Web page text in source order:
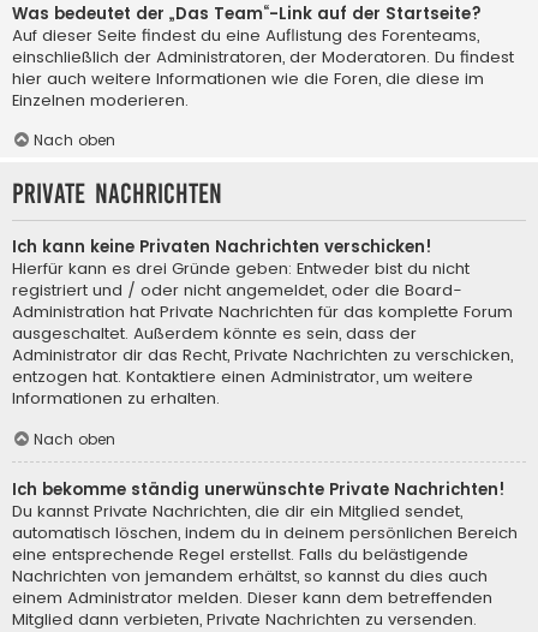
Was bedeutet der „Das Team“-Link auf der Startseite?
Auf dieser Seite findest du eine Auflistung des Forenteams,
einschließlich der Administratoren, der Moderatoren. Du findest
hier auch weitere Informationen wie die Foren, die diese im
Einzelnen moderieren.
Nach oben
Private Nachrichten
Ich kann keine Privaten Nachrichten verschicken!
Hierfür kann es drei Gründe geben: Entweder bist du nicht
registriert und / oder nicht angemeldet, oder die Board-
Administration hat Private Nachrichten für das komplette Forum
ausgeschaltet. Außerdem könnte es sein, dass der
Administrator dir das Recht, Private Nachrichten zu verschicken,
entzogen hat. Kontaktiere einen Administrator, um weitere
Informationen zu erhalten.
Nach oben
Ich bekomme ständig unerwünschte Private Nachrichten!
Du kannst Private Nachrichten, die dir ein Mitglied sendet,
automatisch löschen, indem du in deinem persönlichen Bereich
eine entsprechende Regel erstellst. Falls du belästigende
Nachrichten von jemandem erhältst, so kannst du dies auch
einem Administrator melden. Dieser kann dem betreffenden
Mitglied dann verbieten, Private Nachrichten zu versenden.